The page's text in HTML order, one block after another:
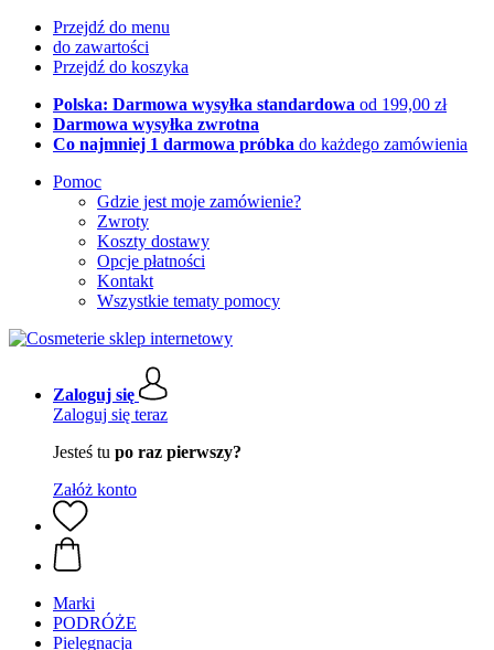
Przejdź do menu
do zawartości
Przejdź do koszyka
Polska: Darmowa wysyłka standardowa od 199,00 zł
Darmowa wysyłka zwrotna
Co najmniej 1 darmowa próbka do każdego zamówienia
Pomoc
Gdzie jest moje zamówienie?
Zwroty
Koszty dostawy
Opcje płatności
Kontakt
Wszystkie tematy pomocy
Zaloguj się
Zaloguj się teraz
Jesteś tu po raz pierwszy?
Załóż konto
Marki
PODRÓŻE
Pielęgnacja